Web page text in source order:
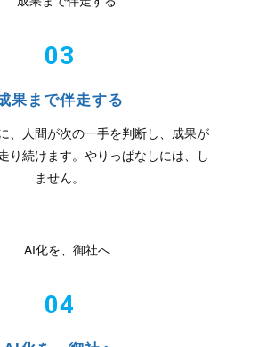
03
果まで伴走する
、人間が次の一手を判断し、成果が
り続けます。やりっぱなしには、し
ません。
04